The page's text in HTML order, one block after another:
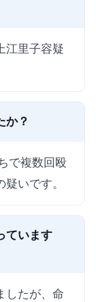
江里子容疑
か？
で複数回殴
いです。
ています
したが、命